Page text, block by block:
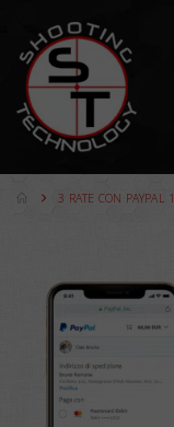
3 RATE CON PAYPAL 1